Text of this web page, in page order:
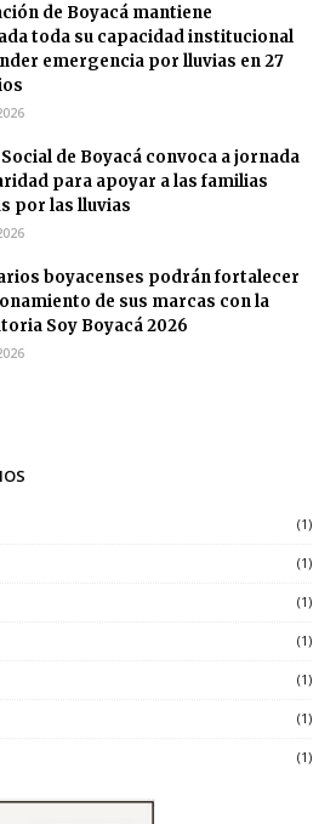
de Boyacá mantiene
toda su capacidad institucional
emergencia por lluvias en 27
de Boyacá convoca a jornada
para apoyar a las familias
por las lluvias
boyacenses podrán fortalecer
de sus marcas con la
Soy Boyacá 2026
(1)
(1)
(1)
(1)
(1)
(1)
(1)